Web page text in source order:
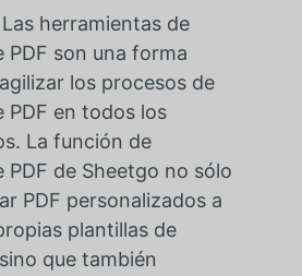
herramientas de
PDF son una forma
los procesos de
PDF en todos los
La función de
PDF de Sheetgo no sólo
PDF personalizados a
plantillas de
que también